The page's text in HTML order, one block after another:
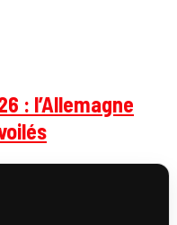
: l’Allemagne